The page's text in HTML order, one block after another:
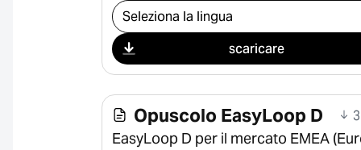
Seleziona il download
scaricare
Opuscolo EasyLoop D
EasyLoop D per il mercato EMEA